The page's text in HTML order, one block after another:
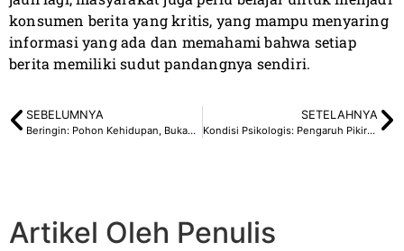
konsumen berita yang kritis, yang mampu menyaring
informasi yang ada dan memahami bahwa setiap
berita memiliki sudut pandangnya sendiri.
SEBELUMNYA
Beringin: Pohon Kehidupan, Bukan Pohon Keramat
SETELAHNYA
Kondisi Psikologis: Pengaruh Pikiran Bagi Kesehatan
Artikel Oleh Penulis